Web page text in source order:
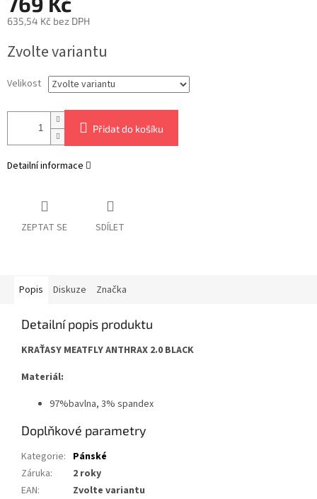
635,54 Kč bez DPH
cena:
Zvolte variantu
Velikost
Přidat do košíku
Detailní informace
ZEPTAT SE SDÍLET
Popis Diskuze Značka
Detailní popis produktu
KRAŤASY MEATFLY ANTHRAX 2.0 BLACK
Materiál:
97%bavlna, 3% spandex
Doplňkové parametry
Kategorie: Pánské
Záruka:
2 roky
EAN: Zvolte variantu